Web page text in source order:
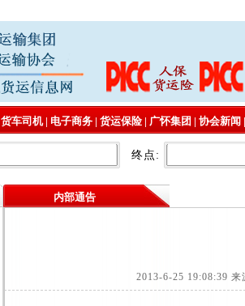
货车司机| 电子商务 | 货运保险 | 广怀集团 | 协会新闻 |
终点:
内部通告
2013-6-25 19:08:39